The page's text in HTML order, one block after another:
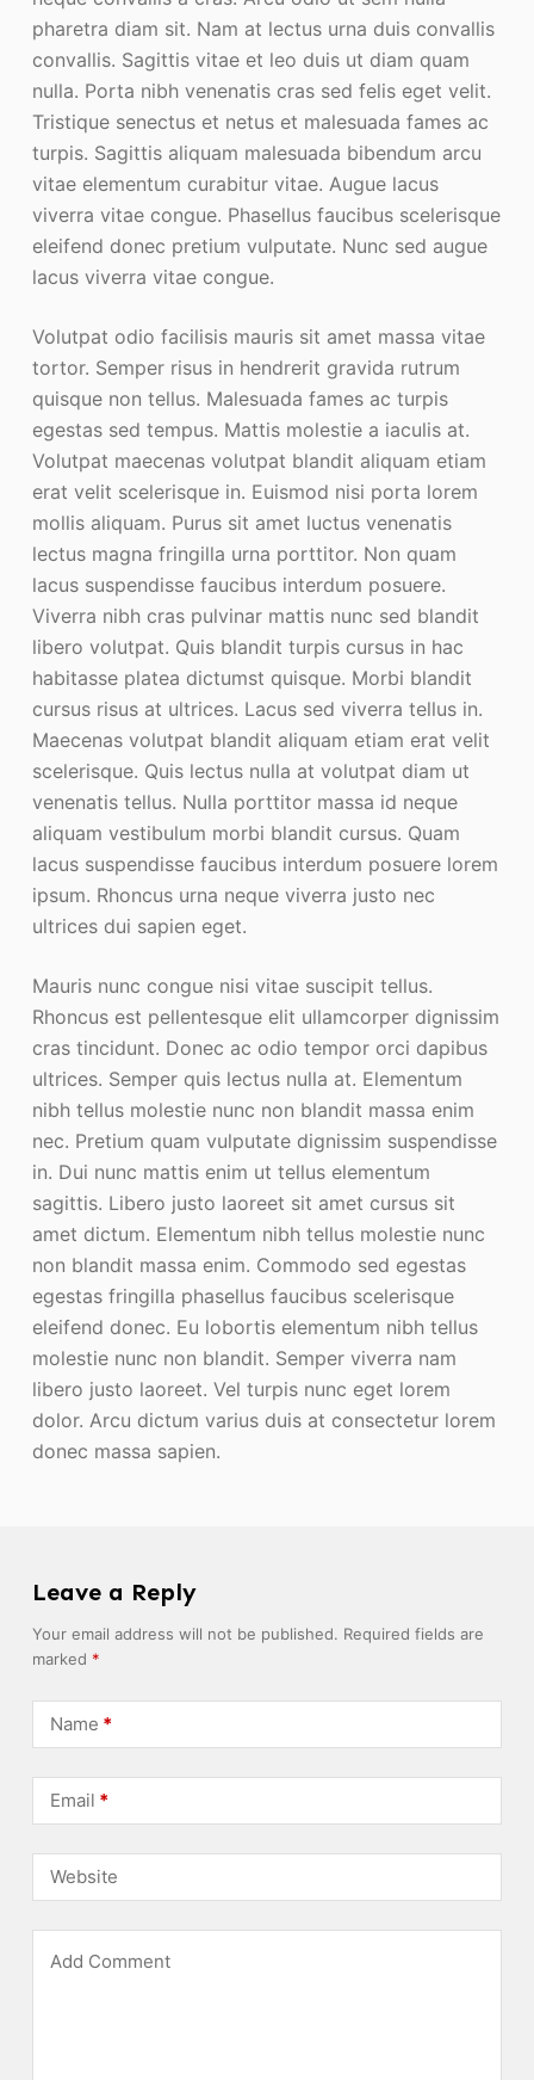
pharetra diam sit. Nam at lectus urna duis convallis
convallis. Sagittis vitae et leo duis ut diam quam
nulla. Porta nibh venenatis cras sed felis eget velit.
Tristique senectus et netus et malesuada fames ac
turpis. Sagittis aliquam malesuada bibendum arcu
vitae elementum curabitur vitae. Augue lacus
viverra vitae congue. Phasellus faucibus scelerisque
eleifend donec pretium vulputate. Nunc sed augue
lacus viverra vitae congue.
Volutpat odio facilisis mauris sit amet massa vitae
tortor. Semper risus in hendrerit gravida rutrum
quisque non tellus. Malesuada fames ac turpis
egestas sed tempus. Mattis molestie a iaculis at.
Volutpat maecenas volutpat blandit aliquam etiam
erat velit scelerisque in. Euismod nisi porta lorem
mollis aliquam. Purus sit amet luctus venenatis
lectus magna fringilla urna porttitor. Non quam
lacus suspendisse faucibus interdum posuere.
Viverra nibh cras pulvinar mattis nunc sed blandit
libero volutpat. Quis blandit turpis cursus in hac
habitasse platea dictumst quisque. Morbi blandit
cursus risus at ultrices. Lacus sed viverra tellus in.
Maecenas volutpat blandit aliquam etiam erat velit
scelerisque. Quis lectus nulla at volutpat diam ut
venenatis tellus. Nulla porttitor massa id neque
aliquam vestibulum morbi blandit cursus. Quam
lacus suspendisse faucibus interdum posuere lorem
ipsum. Rhoncus urna neque viverra justo nec
ultrices dui sapien eget.
Mauris nunc congue nisi vitae suscipit tellus.
Rhoncus est pellentesque elit ullamcorper dignissim
cras tincidunt. Donec ac odio tempor orci dapibus
ultrices. Semper quis lectus nulla at. Elementum
nibh tellus molestie nunc non blandit massa enim
nec. Pretium quam vulputate dignissim suspendisse
in. Dui nunc mattis enim ut tellus elementum
sagittis. Libero justo laoreet sit amet cursus sit
amet dictum. Elementum nibh tellus molestie nunc
non blandit massa enim. Commodo sed egestas
egestas fringilla phasellus faucibus scelerisque
eleifend donec. Eu lobortis elementum nibh tellus
molestie nunc non blandit. Semper viverra nam
libero justo laoreet. Vel turpis nunc eget lorem
dolor. Arcu dictum varius duis at consectetur lorem
donec massa sapien.
Leave a Reply
Your email address will not be published. Required fields are
marked *
Name *
Email *
Website
Add Comment